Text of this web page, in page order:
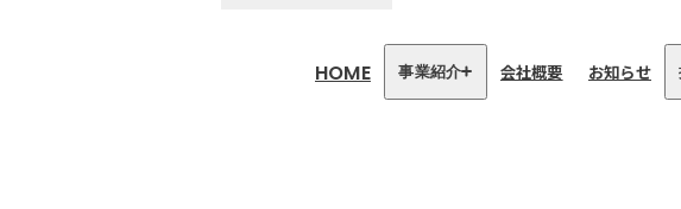
HOME 事業紹介 会社概要 お知らせ